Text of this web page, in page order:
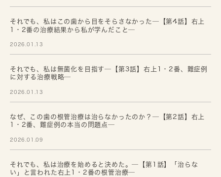
それでも、私はこの歯から目をそらさなかった─【第4話】右上
1・2番の治療結果から私が学んだこと─
2026.01.13
それでも、私は無菌化を目指す─【第3話】右上1・2番、難症例
に対する治療戦略─
2026.01.13
なぜ、この歯の根管治療は治らなかったのか？─【第2話】右上
1・2番、難症例の本当の問題点─
2026.01.09
それでも、私は治療を始めると決めた。─【第1話】「治らな
い」と言われた右上1・2番の根管治療─